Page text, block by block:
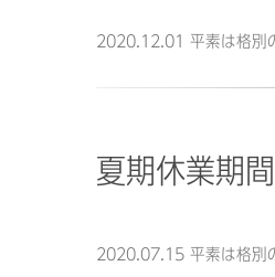
2020.12.01 平素は格別
夏期休業期
2020.07.15 平素は格別